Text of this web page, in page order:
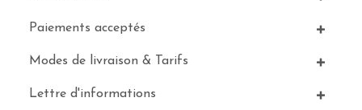
Paiements acceptés
Modes de livraison & Tarifs
Lettre d'informations